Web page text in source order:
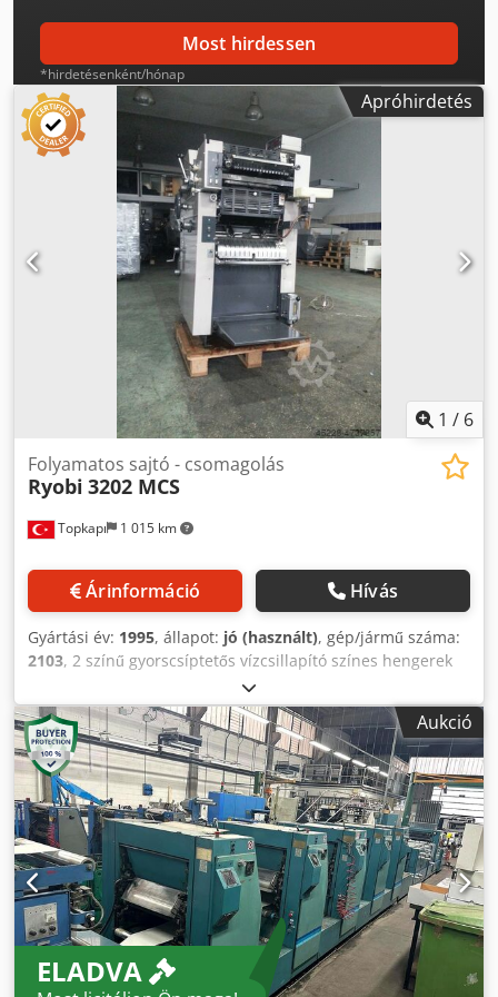
Most hirdessen
*hirdetésenként/hónap
Apróhirdetés
1 / 6
Topkapı 1 015 km
Folyamatos sajtó - csomagolás
Ryobi 3202 MCS
Árinformáció Hívás
Gyártási év: 1995, állapot: jó (használt), gép/jármű száma:
2103, 2 színű gyorscsíptetős vízcsillapító színes hengerek
Vízhengerek Cedpfx Aefuwmqek Esha
Aukció
ELADVA